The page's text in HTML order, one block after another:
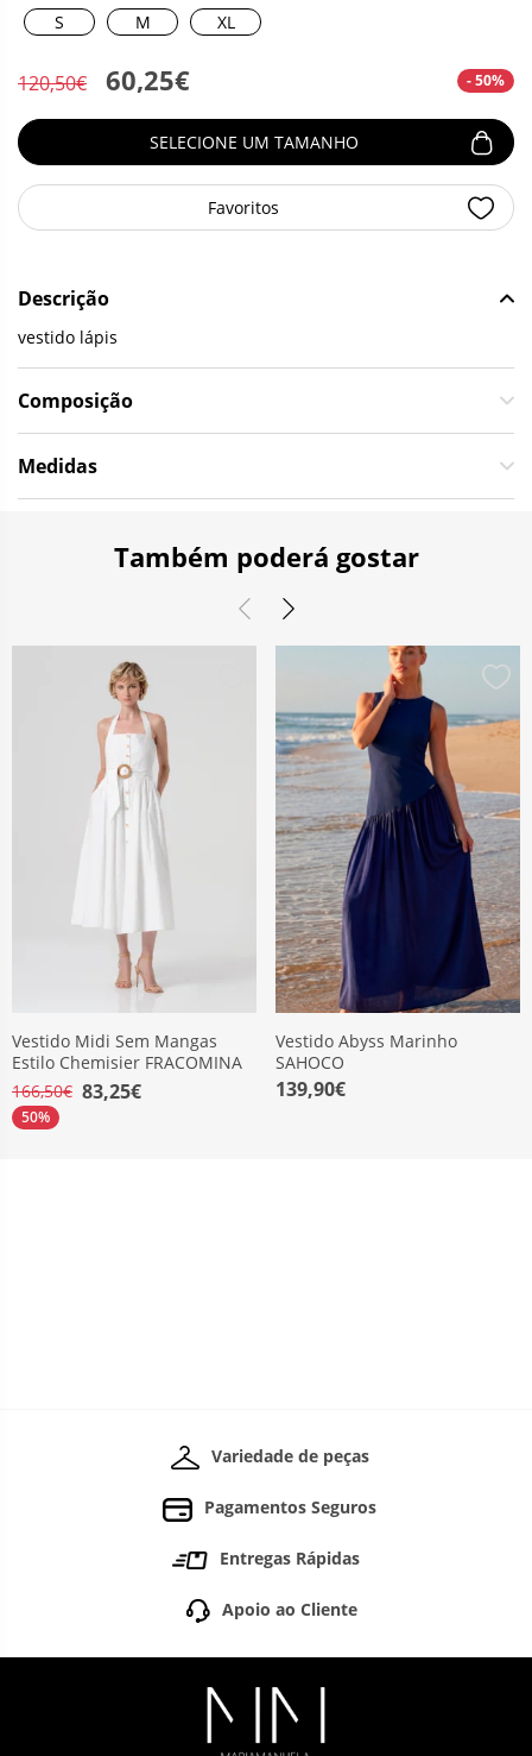
S
M XL
120,50€ 60,25€ - 50%
SELECIONE UM TAMANHO
Favoritos
Descrição
vestido lápis
Composição
Medidas
Também poderá gostar
Vestido Midi Sem Mangas
Estilo Chemisier FRACOMINA
166,50€ 83,25€
50%
Vestido Abyss Marinho
SAHOCO
139,90€
Variedade de peças
Pagamentos Seguros
Entregas Rápidas
Apoio ao Cliente